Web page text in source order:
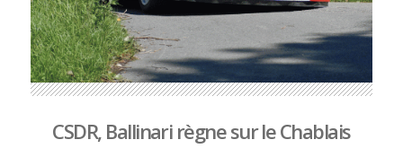
CSDR, Ballinari règne sur le Chablais